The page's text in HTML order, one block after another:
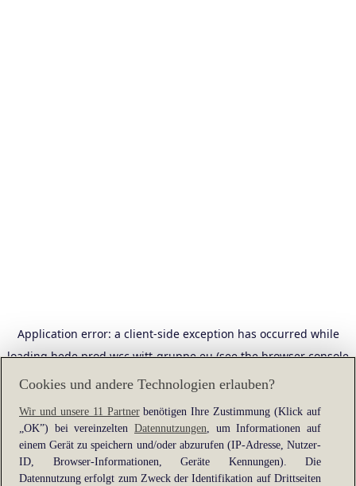
Application error: a client-side exception has occurred while
loadinghede.prod.wcc.witt-gruppe.eu(see the browser console
for more information).
Cookies und andere Technologien erlauben?
Wir und unsere 11 Partnerbenötigen Ihre Zustimmung (Klick auf
„OK”) bei vereinzelten Datennutzungen, um Informationen auf
einem Gerät zu speichern und/oder abzurufen (IP-Adresse, Nutzer-
ID, Browser-Informationen, Geräte Kennungen). Die
Datennutzung erfolgt zum Zweck der Identifikation auf Drittseiten